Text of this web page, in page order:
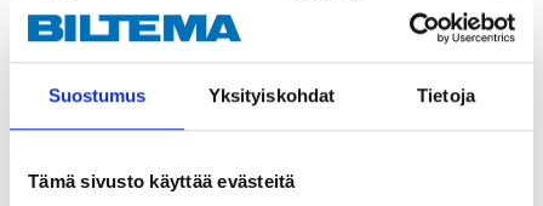
Suostumus Yksityiskohdat Tietoja
Tämä sivusto käyttää evästeitä
Innerdiameter
Ytterdiameter
32 mm
Axialbelastning